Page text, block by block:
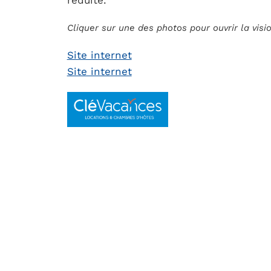
Cliquer sur une des photos pour ouvrir la
Site internet
Site internet